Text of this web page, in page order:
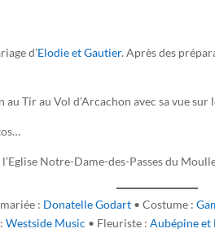
d’Elodie et Gautier. Après des
Tir au Vol d’Arcachon avec sa vue sur
Notre-Dame-des-Passes du
: Donatelle Godart• Costume :
Westside Music • Fleuriste : Aubépine et